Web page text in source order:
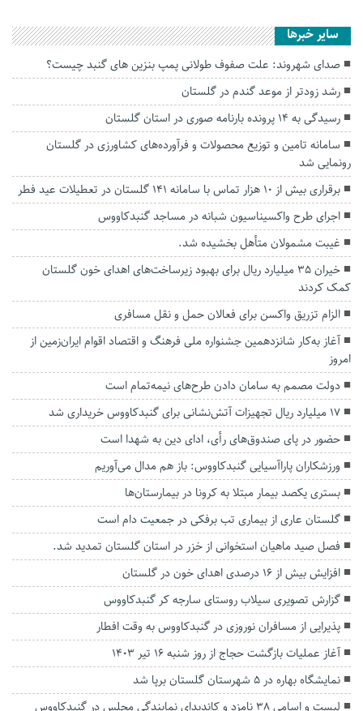
سایر خبرها
صدای شهروند: علت صفوف طولانی پمپ بنزین های گنبد چیست؟
رشد زودتر از موعد گندم در گلستان
رسیدگی به ۱۴ پرونده بارنامه صوری در استان گلستان
سامانه تامین و توزیع محصولات و فرآورده‌های کشاورزی در گلستان
رونمایی شد
برقراری بیش از ۱۰ هزار تماس با سامانه ۱۴۱ گلستان در تعطیلات عید فطر
اجرای طرح واکسیناسیون شبانه در مساجد گنبدکاووس
غیبت مشمولان متأهل بخشیده شد‌.
خیران ۳۵ میلیارد ریال برای بهبود زیرساخت‌های اهدای خون گلستان
کمک کردند
الزام تزریق واکسن برای فعالان حمل و نقل مسافری
آغاز به‌کار شانزدهمین جشنواره ملی فرهنگ و اقتصاد اقوام ایران‌زمین از
امروز
دولت مصمم به سامان دادن طرح‌های نیمه‌تمام است
۱۷ میلیارد ریال تجهیزات آتش‌نشانی برای گنبدکاووس خریداری شد
حضور در پای صندوق‌های رأی، ادای دین به شهدا است
ورزشکاران پاراآسیایی گنبدکاووس: باز هم مدال می‌آوریم
بستری یکصد بیمار مبتلا به کرونا در بیمارستان‌ها
گلستان عاری از بیماری تب برفکی در جمعیت دام است
فصل صید ماهیان استخوانی از خزر در استان گلستان تمدید شد.
افزایش بیش از ۱۶ درصدی اهدای خون در گلستان
گزارش تصویری سیلاب روستای سارجه کر گنبدکاووس
پذیرایی از مسافران نوروزی در گنبدکاووس به وقت افطار
آغاز عملیات بازگشت حجاج از روز شنبه ۱۶ تیر ۱۴۰۳
نمایشگاه بهاره در ۵ شهرستان گلستان برپا شد